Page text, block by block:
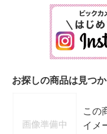
お探しの商品は見つ
この
イメ